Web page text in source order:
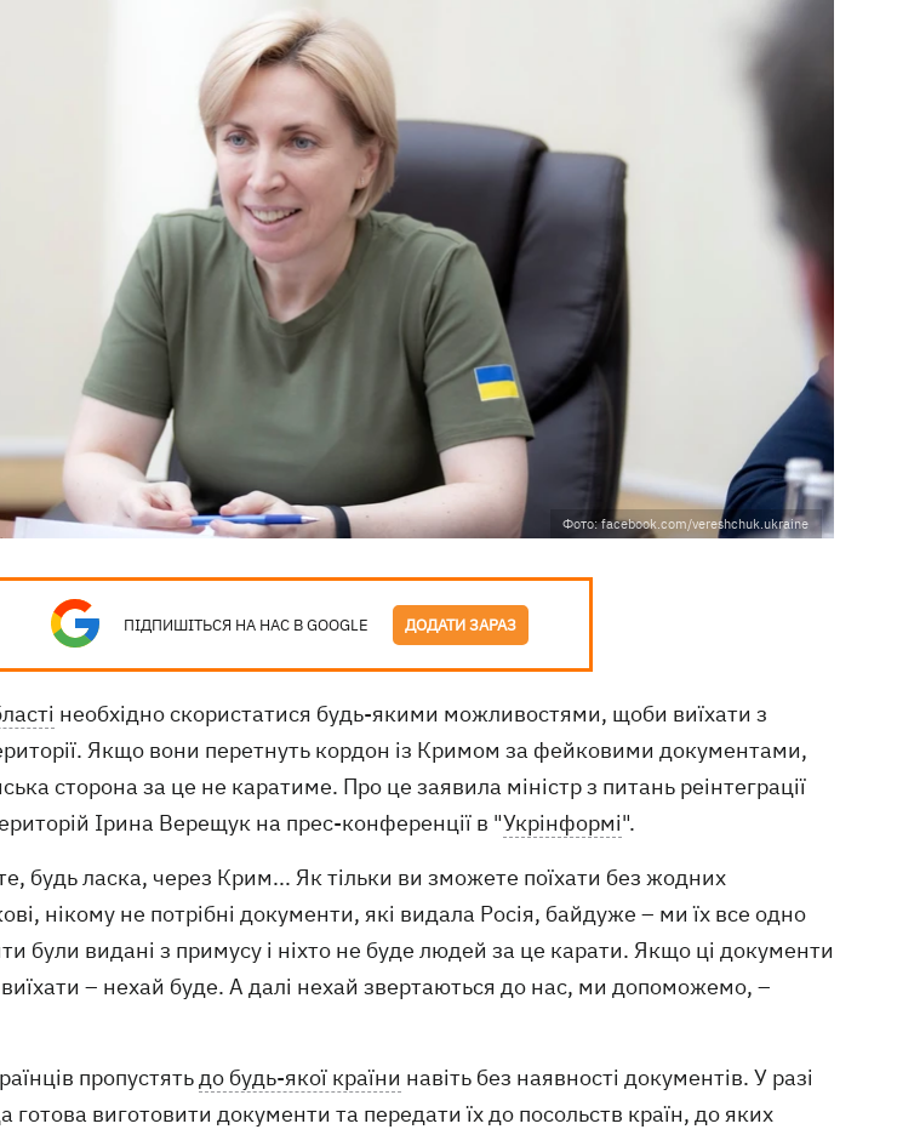
Фото: facebook.com/vereshchuk.ukraine
ПІДПИШІТЬСЯ НА НАС В GOOGLE ДОДАТИ ЗАРАЗ
необхідно скористатися будь-якими можливостями, щоби виїхати з
Якщо вони перетнуть кордон із Кримом за фейковими документами,
сторона за це не каратиме. Про це заявила міністр з питань реінтеграції
Ірина Верещук на прес-конференції в "Укрінформі".
будь ласка, через Крим... Як тільки ви зможете поїхати без жодних
нікому не потрібні документи, які видала Росія, байдуже – ми їх все одно
були видані з примусу і ніхто не буде людей за це карати. Якщо ці документи
– нехай буде. А далі нехай звертаються до нас, ми допоможемо, –
пропустятьдо будь-якої країни навіть без наявності документів. У разі
готова виготовити документи та передати їх до посольств країн, до яких